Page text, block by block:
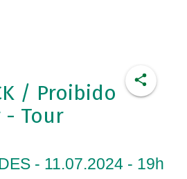
/ Proibido
- Tour
- 11.07.2024 - 19h